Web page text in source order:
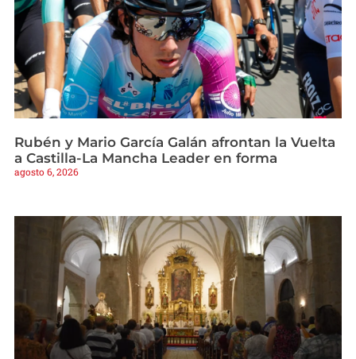
Rubén y Mario García Galán afrontan la Vuelta
a Castilla-La Mancha Leader en forma
agosto 6, 2026